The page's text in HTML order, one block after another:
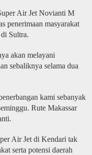
Air Jet Novianti M
penerimaan masyarakat
Sultra.
akan melayani
sebaliknya selama dua
kami sebanyak
Rute Makassar
Air Jet di Kendari tak
serta potensi daerah